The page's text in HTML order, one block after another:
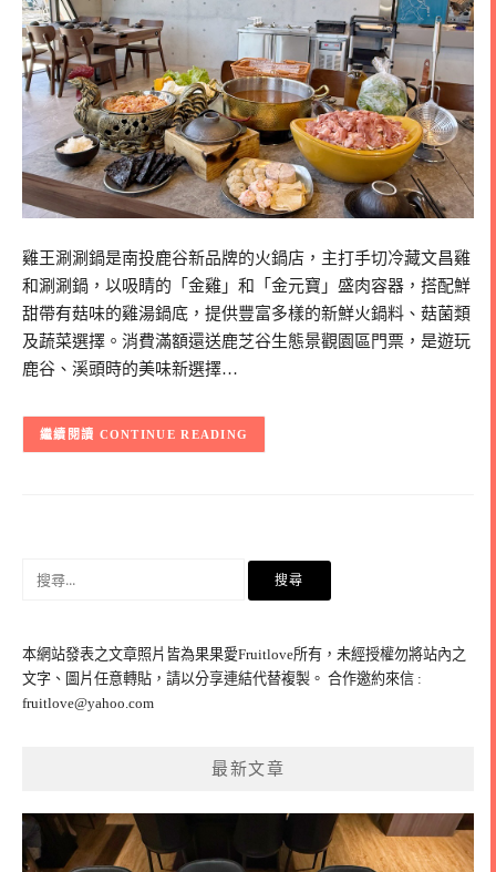
雞王涮涮鍋是南投鹿谷新品牌的火鍋店，主打手切冷藏文昌雞
和涮涮鍋，以吸睛的「金雞」和「金元寶」盛肉容器，搭配鮮
甜帶有菇味的雞湯鍋底，提供豐富多樣的新鮮火鍋料、菇菌類
及蔬菜選擇。消費滿額還送鹿芝谷生態景觀園區門票，是遊玩
鹿谷、溪頭時的美味新選擇…
CONTINUE READING
字:
本網站發表之文章照片皆為果果愛Fruitlove所有，未經授權勿將站內之
文字、圖片任意轉貼，請以分享連結代替複製。 合作邀約來信 :
fruitlove@yahoo.com
最新文章